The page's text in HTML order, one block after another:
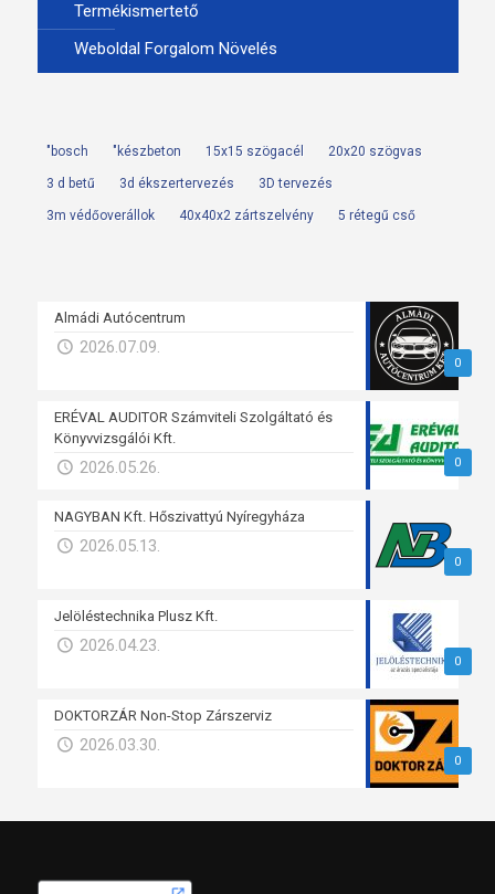
Termékismertető
Weboldal Forgalom Növelés
"bosch "készbeton 15x15 szögacél 20x20 szögvas
3 d betű 3d ékszertervezés 3D tervezés
3m védőoverállok 40x40x2 zártszelvény 5 rétegű cső
0
Almádi Autócentrum
2026.07.09.
0
ERÉVAL AUDITOR Számviteli Szolgáltató és
Könyvvizsgálói Kft.
2026.05.26.
0
NAGYBAN Kft. Hőszivattyú Nyíregyháza
2026.05.13.
0
Jelöléstechnika Plusz Kft.
2026.04.23.
0
DOKTORZÁR Non-Stop Zárszerviz
2026.03.30.